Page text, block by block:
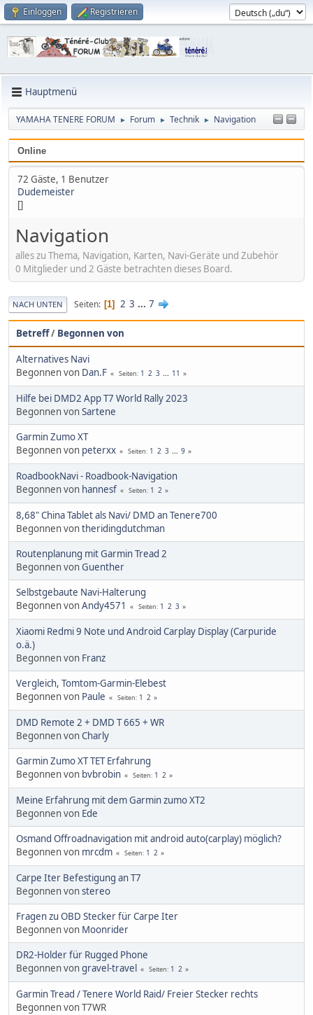
Einloggen Registrieren
Hauptmenü
YAMAHA TENERE FORUM ► Forum ► Technik ► Navigation
Online
72 Gäste, 1 Benutzer
Dudemeister
[]
Navigation
alles zu Thema, Navigation, Karten, Navi-Geräte und Zubehör
0 Mitglieder und 2 Gäste betrachten dieses Board.
NACH UNTEN Seiten 1 2 3 ... 7
Betreff/ Begonnen von
Alternatives Navi
Begonnen von Dan.F Seiten 1 2 3 ... 11
Hilfe bei DMD2 App T7 World Rally 2023
Begonnen vonSartene
Garmin Zumo XT
Begonnen von peterxx Seiten 1 2 3 ... 9
RoadbookNavi - Roadbook-Navigation
Begonnen von hannesf Seiten 1 2
8,68" China Tablet als Navi/ DMD an Tenere700
Begonnen vontheridingdutchman
Routenplanung mit Garmin Tread 2
Begonnen vonGuenther
Selbstgebaute Navi-Halterung
Begonnen vonAndy4571 Seiten 1 2 3
Xiaomi Redmi 9 Note und Android Carplay Display (Carpuride
o.ä.)
Begonnen von Franz
Vergleich, Tomtom-Garmin-Elebest
Begonnen von Paule Seiten 1 2
DMD Remote 2 + DMD T 665 + WR
Begonnen vonCharly
Garmin Zumo XT TET Erfahrung
Begonnen von bvbrobin Seiten 1 2
Meine Erfahrung mit dem Garmin zumo XT2
Begonnen von Ede
Osmand Offroadnavigation mit android auto(carplay) möglich?
Begonnen von mrcdm Seiten 1 2
Carpe Iter Befestigung an T7
Begonnen vonstereo
Fragen zu OBD Stecker für Carpe Iter
Begonnen von Moonrider
DR2-Holder für Rugged Phone
Begonnen vongravel-travel Seiten 1 2
Garmin Tread / Tenere World Raid/ Freier Stecker rechts
Begonnen von T7WR